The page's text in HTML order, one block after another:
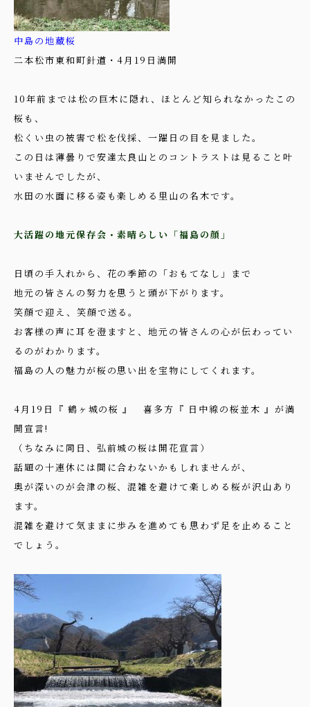
中島の地蔵桜
二本松市東和町針道・4月19日満開
10年前までは松の巨木に隠れ、ほとんど知られなかったこの
桜も、
松くい虫の被害で松を伐採、一躍日の目を見ました。
この日は薄曇りで安達太良山とのコントラストは見ること叶
いませんでしたが、
水田の水面に移る姿も楽しめる里山の名木です。
大活躍の地元保存会・素晴らしい「福島の顔」
日頃の手入れから、花の季節の「おもてなし」まで
地元の皆さんの努力を思うと頭が下がります。
笑顔で迎え、笑顔で送る。
お客様の声に耳を澄ますと、地元の皆さんの心が伝わってい
るのがわかります。
福島の人の魅力が桜の思い出を宝物にしてくれます。
4月19日『 鶴ヶ城の桜 』 喜多方『 日中線の桜並木 』が満
開宣言!
（ちなみに同日、弘前城の桜は開花宣言）
話題の十連休には間に合わないかもしれませんが、
奥が深いのが会津の桜、混雑を避けて楽しめる桜が沢山あり
ます。
混雑を避けて気ままに歩みを進めても思わず足を止めること
でしょう。